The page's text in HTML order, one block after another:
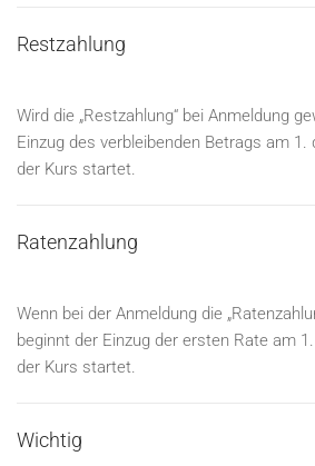
Restzahlung
Wird die „Restzahlung“ bei Anmeldung
Einzug des verbleibenden Betrags am
der Kurs startet.
Ratenzahlung
Wenn bei der Anmeldung die
beginnt der Einzug der ersten Rate am
der Kurs startet.
Wichtig